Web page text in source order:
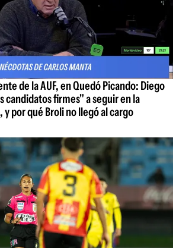
de la AUF, en Quedó Picando: Diego
candidatos firmes" a seguir en la
por qué Broli no llegó al cargo